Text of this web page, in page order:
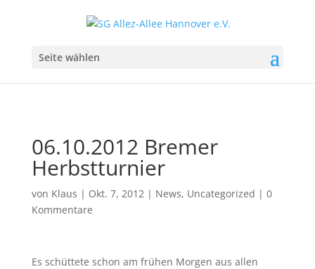
Seite wählen
06.10.2012 Bremer
Herbstturnier
von Klaus | Okt. 7, 2012| News, Uncategorized | 0
Kommentare
Es schüttete schon am frühen Morgen aus allen